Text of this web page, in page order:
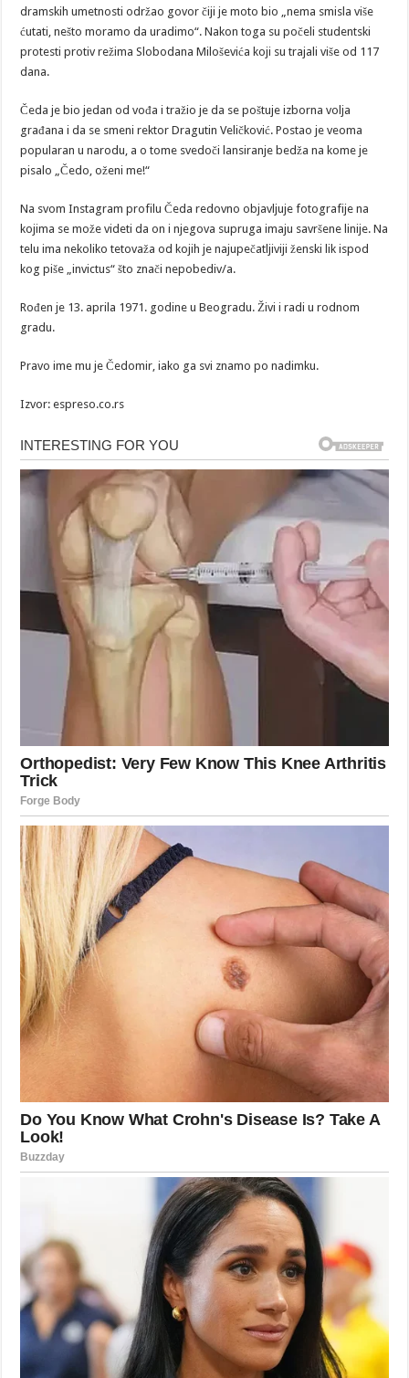
dramskih umetnosti održao govor čiji je moto bio „nema smisla više
ćutati, nešto moramo da uradimo“. Nakon toga su počeli studentski
protesti protiv režima Slobodana Miloševića koji su trajali više od 117
dana.
Čeda je bio jedan od vođa i tražio je da se poštuje izborna volja
građana i da se smeni rektor Dragutin Veličković. Postao je veoma
popularan u narodu, a o tome svedoči lansiranje bedža na kome je
pisalo „Čedo, oženi me!“
Na svom Instagram profilu Čeda redovno objavljuje fotografije na
kojima se može videti da on i njegova supruga imaju savršene linije. Na
telu ima nekoliko tetovaža od kojih je najupečatljiviji ženski lik ispod
kog piše „invictus“ što znači nepobediv/a.
Rođen je 13. aprila 1971. godine u Beogradu. Živi i radi u rodnom
gradu.
Pravo ime mu je Čedomir, iako ga svi znamo po nadimku.
Izvor: espreso.co.rs